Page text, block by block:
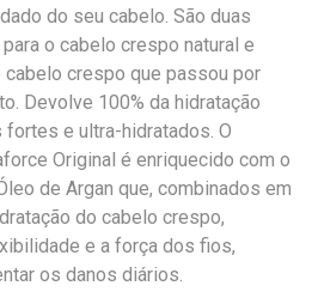
do seu cabelo. São duas
o cabelo crespo natural e
cabelo crespo que passou por
Devolve 100% da hidratação
e ultra-hidratados. O
Original é enriquecido com o
de Argan que, combinados em
do cabelo crespo,
e a força dos fios,
os danos diários.